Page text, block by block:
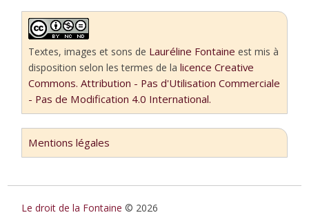
Textes, images et sons de Lauréline Fontaine est mis à
disposition selon les termes de lalicence Creative
Commons. Attribution - Pas d'Utilisation Commerciale
- Pas de Modification 4.0 International.
Mentions légales
Le droit de la Fontaine © 2026